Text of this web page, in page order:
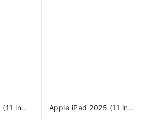
Apple iPad 2025 (11 inch, wifi, 128 GB) - Blauw Apple iPad 2025 (11 inch, wifi, 128 GB) - Zilver